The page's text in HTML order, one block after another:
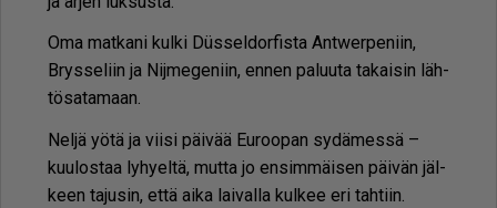
Oma mat­ka­ni kul­ki Düssel­dor­fis­ta Ant­wer­pe­niin,
Brys­se­liin ja Nij­me­ge­niin, en­nen pa­luu­ta ta­kai­sin läh­
tö­sa­ta­maan.
Nel­jä yö­tä ja vii­si päi­vää Eu­roo­pan sy­dä­mes­sä –
kuu­los­taa ly­hy­el­tä, mut­ta jo en­sim­mäi­sen päi­vän jäl­
keen ta­ju­sin, et­tä ai­ka lai­val­la kul­kee eri tah­tiin.